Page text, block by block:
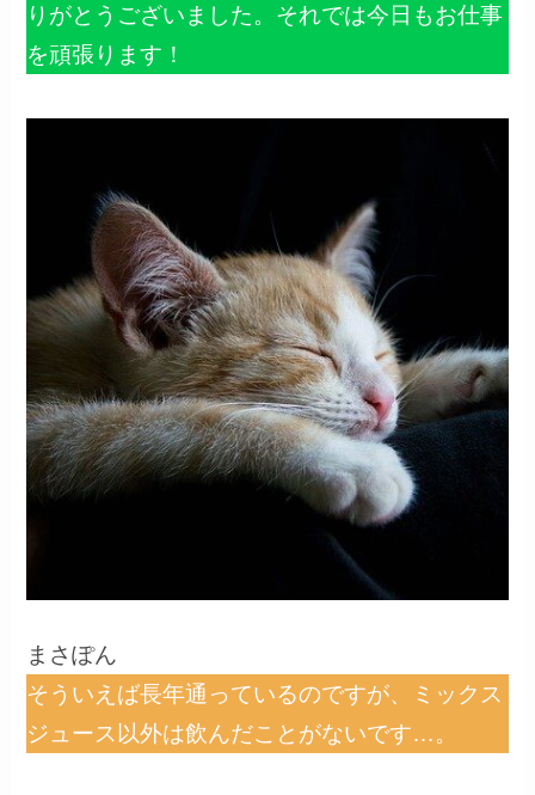
りがとうございました。それでは今日もお仕事
を頑張ります！
まさぽん
そういえば長年通っているのですが、ミックス
ジュース以外は飲んだことがないです…。